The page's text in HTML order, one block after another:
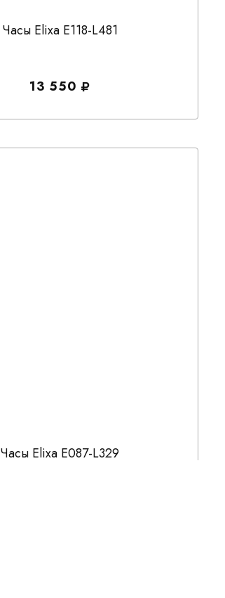
Часы Elixa E118-L481
13 550
Часы Elixa E087-L329